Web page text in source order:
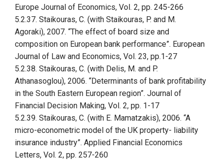
Europe Journal of Economics, Vol. 2, pp. 245-266
5.2.37. Staikouras, C. (with Staikouras, P. and M.
Agoraki), 2007. “The effect of board size and
composition on European bank performance”. European
Journal of Law and Economics, Vol. 23, pp.1-27
5.2.38. Staikouras, C. (with Delis, M. and P.
Athanasoglou), 2006. “Determinants of bank profitability
in the South Eastern European region”. Journal of
Financial Decision Making, Vol. 2, pp. 1-17
5.2.39. Staikouras, C. (with E. Mamatzakis), 2006. “A
micro-econometric model of the UK property- liability
insurance industry”. Applied Financial Economics
Letters, Vol. 2, pp. 257-260